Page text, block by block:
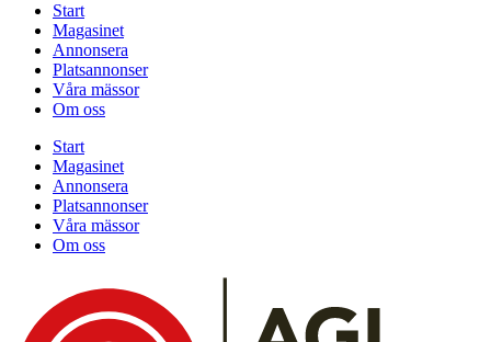
Start
Magasinet
Annonsera
Platsannonser
Våra mässor
Om oss
Start
Magasinet
Annonsera
Platsannonser
Våra mässor
Om oss